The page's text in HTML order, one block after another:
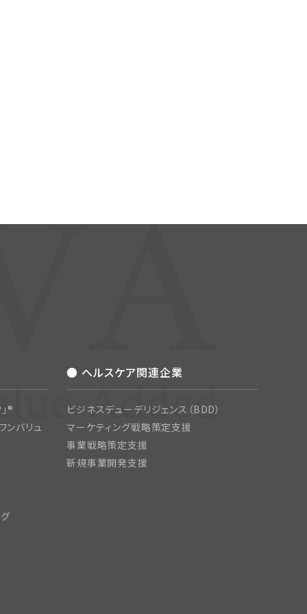
®
ンバリュ
● ヘルスケア関連企業
ビジネスデューデリジェンス（BDD）
マーケティング戦略策定支援
事業戦略策定支援
新規事業開発支援